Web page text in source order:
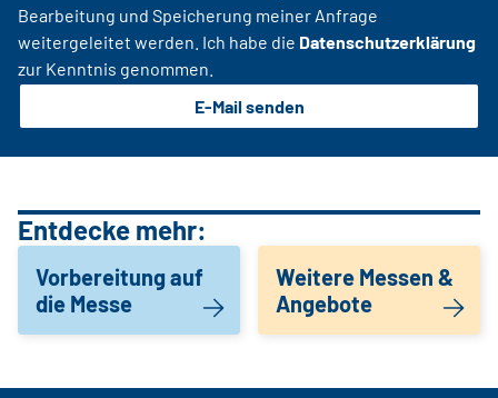
Bearbeitung und Speicherung meiner Anfrage
weitergeleitet werden. Ich habe die Datenschutzerklärung
zur Kenntnis genommen.
E-Mail senden
Entdecke mehr:
Vorbereitung auf
die Messe
Weitere Messen &
Angebote